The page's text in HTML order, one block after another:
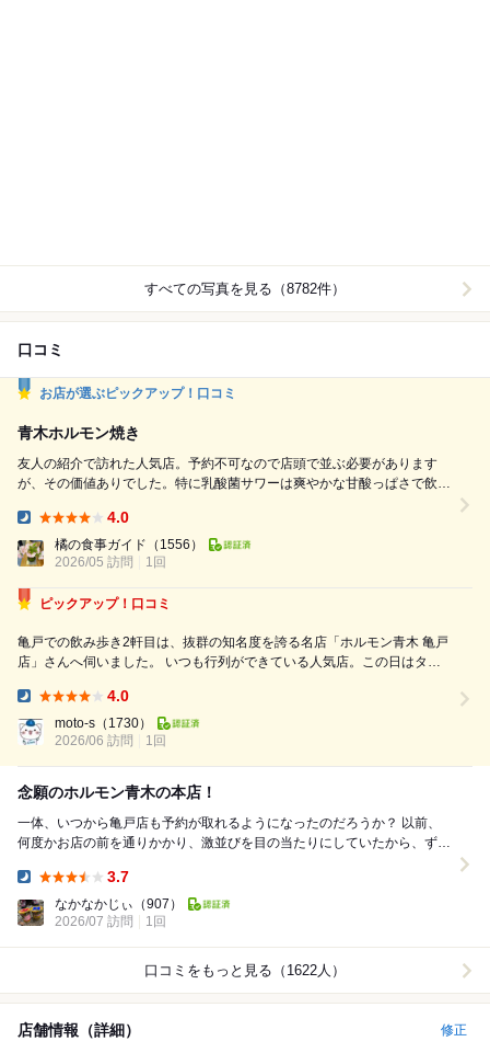
すべての写真を見る（8782件）
口コミ
お店が選ぶピックアップ！口コミ
青木ホルモン焼き
友人の紹介で訪れた人気店。予約不可なので店頭で並ぶ必要があります
が、その価値ありでした。特に乳酸菌サワーは爽やかな甘酸っぱさで飲み
べ方が想像以上に美味しくて感動しました。雰囲気も活気があり、また通
いたくなるおすすめのお店です。
4.0
橘の食事ガイド （1556）
2026/05 訪問
1回
ピックアップ！口コミ
​亀戸での飲み歩き2軒目は、抜群の知名度を誇る名店「ホルモン青木 亀戸
店」さんへ伺いました。 ​いつも行列ができている人気店。この日はタイ
した。 ​1時間ほどの滞在でしたが、期待通り非常に充実した時間を過ごす
ことができまし...
4.0
moto-s （1730）
2026/06 訪問
1回
念願のホルモン青木の本店！
一体、いつから亀戸店も予約が取れるようになったのだろうか？ 以前、
何度かお店の前を通りかかり、激並びを目の当たりにしていたから、ずっ
3.7
なかなかじぃ （907）
2026/07 訪問
1回
口コミをもっと見る（1622人）
店舗情報（詳細） 修正